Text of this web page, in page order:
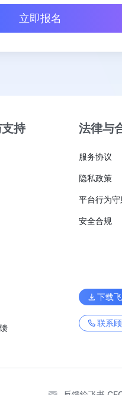
立即报名
持 法律与
服务协议
隐私政策
平台行为守
安全合规
下载
联系